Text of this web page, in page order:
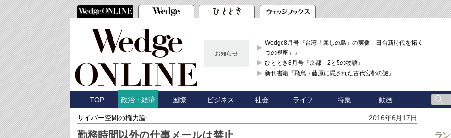
お知らせ
Wedge8月号『台湾「麗しの島」の実像 日台新時代を拓く「3
つの視座」』
ひととき8月号『京都 2と5の物語』
新刊書籍『飛鳥・藤原に隠された古代宮都の謎』
TOP 政治・経済 国際 ビジネス 社会 ライフ 特集 動画
サイバー空間の権力論 2016年6月17日
勤務時間以外の仕事メールは禁止